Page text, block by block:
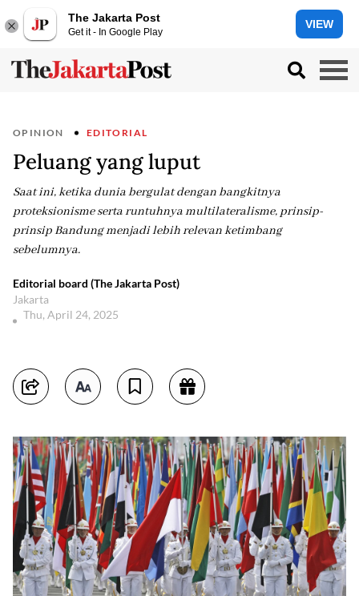
The Jakarta Post
Get it - In Google Play
VIEW
OPINION EDITORIAL
Peluang yang luput
Saat ini, ketika dunia bergulat dengan bangkitnya
proteksionisme serta runtuhnya multilateralisme, prinsip-
prinsip Bandung menjadi lebih relevan ketimbang
sebelumnya.
Editorial board (The Jakarta Post)
Jakarta
Thu, April 24, 2025